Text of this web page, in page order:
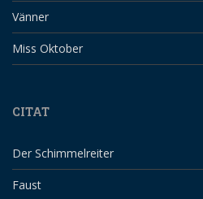
Vänner
Miss Oktober
CITAT
Der Schimmelreiter
Faust